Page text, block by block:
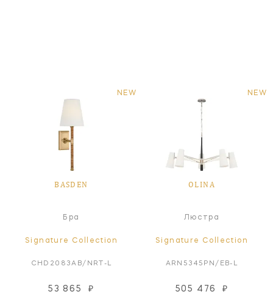
NEW
BASDEN
Бра
Signature Collection
CHD2083AB/NRT-L
53 865 ₽
NEW
OLINA
Люстра
Signature Collection
ARN5345PN/EB-L
505 476 ₽